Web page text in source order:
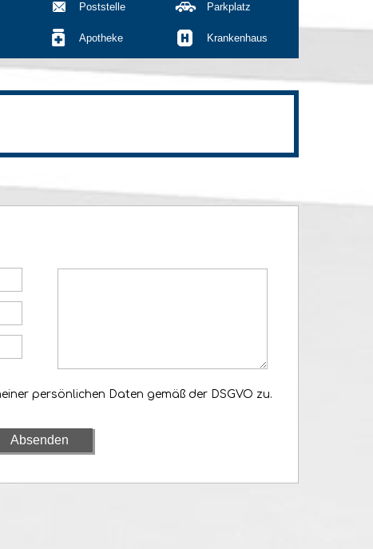
Poststelle Parkplatz
Apotheke Krankenhaus
persönlichen Daten gemäß der DSGVO zu.